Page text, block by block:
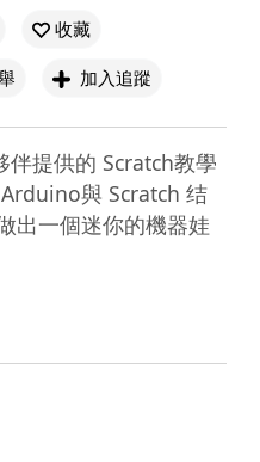
收藏
加入追蹤
伴提供的 Scratch教學
與 Scratch 结
出一個迷你的機器娃